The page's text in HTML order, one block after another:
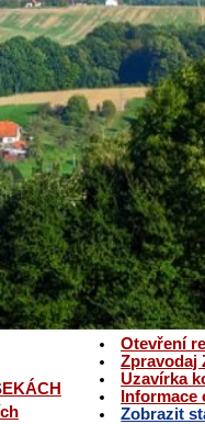
Otevření
Zpravodaj
Uzavírka
Zobrazit